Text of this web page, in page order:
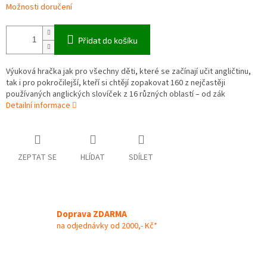
Možnosti doručení
Přidat do košíku
Výuková hračka jak pro všechny děti, které se začínají učit angličtinu,
tak i pro pokročilejší, kteří si chtějí zopakovat 160 z nejčastěji
používaných anglických slovíček z 16 různých oblastí – od zák
Detailní informace
ZEPTAT SE HLÍDAT SDÍLET
Doprava ZDARMA
na odjednávky od 2000,- Kč*